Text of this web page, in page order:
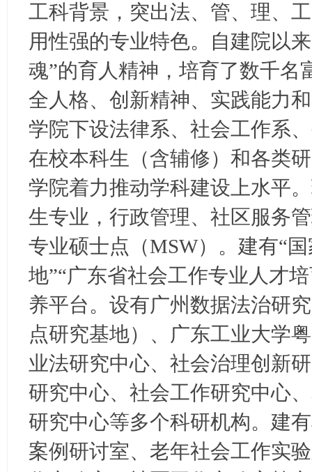
工科背景，突出法、管、理、
用性强的专业特色。自建院以
魂”的育人精神，培育了数千名
全人格、创新精神、实践能力
学院下设法律系、社会工作系
在校本科生（含辅修）和各类
学院着力推动学科建设上水平
生专业，行政管理、社区服务
专业硕士点（MSW）。建有“
地”“广东省社会工作专业人才
养平台。设有广州数据法治研
点研究基地）、广东工业大学
业法研究中心、社会治理创新
研究中心、社会工作研究中心
研究中心等多个科研机构。建
案例研讨室、老年社会工作实